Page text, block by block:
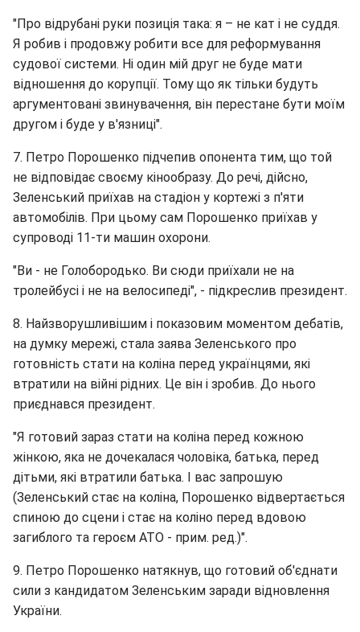
"Про відрубані руки позиція така: я – не кат і не суддя.
Я робив і продовжу робити все для реформування
судової системи. Ні один мій друг не буде мати
відношення до корупції. Тому що як тільки будуть
аргументовані звинувачення, він перестане бути моїм
другом і буде у в'язниці".
7. Петро Порошенко підчепив опонента тим, що той
не відповідає своєму кінообразу. До речі, дійсно,
Зеленський приїхав на стадіон у кортежі з п'яти
автомобілів. При цьому сам Порошенко приїхав у
супроводі 11-ти машин охорони.
"Ви - не Голобородько. Ви сюди приїхали не на
тролейбусі і не на велосипеді", - підкреслив президент.
8. Найзворушливішим і показовим моментом дебатів,
на думку мережі, стала заява Зеленського про
готовність стати на коліна перед українцями, які
втратили на війні рідних. Це він і зробив. До нього
приєднався президент.
"Я готовий зараз стати на коліна перед кожною
жінкою, яка не дочекалася чоловіка, батька, перед
дітьми, які втратили батька. І вас запрошую
(Зеленський стає на коліна, Порошенко відвертається
спиною до сцени і стає на коліно перед вдовою
загиблого та героєм АТО - прим. ред.)".
9. Петро Порошенко натякнув, що готовий об'єднати
сили з кандидатом Зеленським заради відновлення
України.